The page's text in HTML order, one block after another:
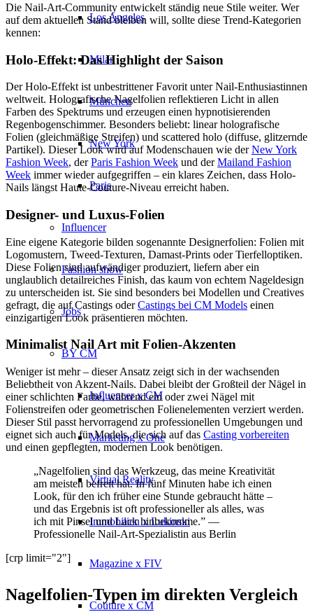
Los Angeles
Milan
München
New York
Paris
Influencer
Fashion show
Jobs
BY CM
Influencer x CM
Marketing x One
Virtual Reality
Immobilien x Lukinski
Magazine x FIV
Couture x CM
Die Nail-Art-Community entwickelt ständig neue Stile weiter. Wer
auf dem aktuellen Stand bleiben will, sollte diese Trend-Kategorien
kennen:
Holo-Effekt: Das Highlight der Saison
Der Holo-Effekt ist unbestrittener Favorit unter Nail-Enthusiastinnen
weltweit. Holografische Nagelfolien reflektieren Licht in allen
Farben des Spektrums und erzeugen einen hypnotisierenden
Regenbogenschimmer. Besonders beliebt: linear holografische
Folien (gleichmäßige Streifen) und scattered holo (diffuse, glitzernde
Partikel). Dieser Look wird auf Modenschauen wie derNew York
Fashion Week, derParis Fashion Week und derMailand Fashion
Week immer wieder aufgegriffen – ein klares Zeichen, dass Holo-
Nails längst Haute-Couture-Niveau erreicht haben.
Designer- und Luxus-Folien
Eine eigene Kategorie bilden sogenannte Designerfolien: Folien mit
Logomustern, Tweed-Texturen, Damast-Prints oder Tierfelloptiken.
Diese Folien sind aufwändiger produziert, liefern aber ein
unglaublich detailreiches Finish, das kaum von echtem Nageldesign
zu unterscheiden ist. Sie sind besonders bei Modellen und Creatives
gefragt, die auf Castings oderCastings bei CM Models einen
einzigartigen Look präsentieren möchten.
Minimalist Nail Art mit Folien-Akzenten
Weniger ist mehr – dieser Ansatz zeigt sich in der wachsenden
Beliebtheit von Akzent-Nails. Dabei bleibt der Großteil der Nägel in
einer schlichten Farbe, während ein oder zwei Nägel mit
Folienstreifen oder geometrischen Folienelementen verziert werden.
Dieser Stil passt hervorragend zu professionellen Umgebungen und
eignet sich auch für Models, die sich auf das Casting vorbereiten
und einen gepflegten, modernen Look benötigen.
„Nagelfolien sind das Werkzeug, das meine Kreativität
am meisten befreit hat. In fünf Minuten habe ich einen
Look, für den ich früher eine Stunde gebraucht hätte –
und das Ergebnis ist oft professioneller als alles, was
ich mit Pinsel und Lack hinbekomme.” —
Professionelle Nail-Art-Spezialistin aus Berlin
[crp limit="2"]
Nagelfolien-Typen im direkten Vergleich